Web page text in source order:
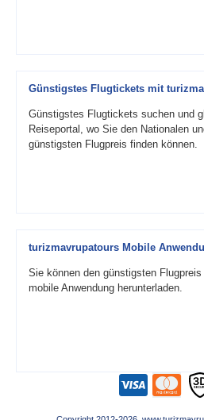
Günstigstes Flugtickets mit
Günstigstes Flugtickets suchen und
Reiseportal, wo Sie den Nationalen
günstigsten Flugpreis finden können.
turizmavrupatours Mobile
Sie können den günstigsten
mobile Anwendung herunterladen.